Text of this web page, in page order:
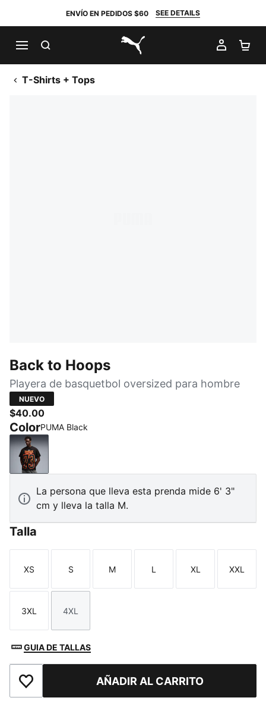
ENVÍO EN PEDIDOS $60 SEE DETAILS
PUMA.com
MI
T-Shirts + Tops
Back to Hoops
Playera de basquetbol oversized para hombre
NUEVO
$40.00
ColorPUMA Black
PUMA Black
La persona que lleva esta prenda mide 6' 3"
cm y lleva la talla M.
Talla
Talla
XS
Talla
S
Talla
M
Talla
L
Talla
XL
Talla
XXL
Talla
3XL
Talla
4XL
GUIA DE TALLAS
Añadir a la lista de deseosAÑADIR AL CARRITO